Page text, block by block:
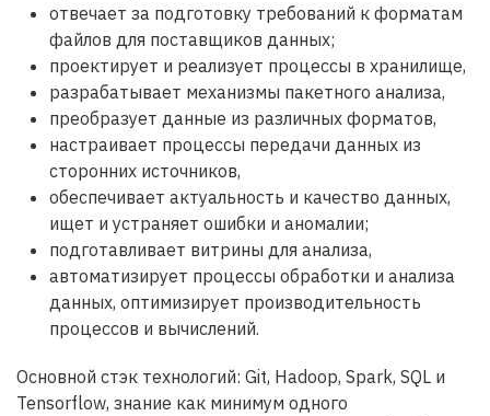
отвечает за подготовку требований к форматам
файлов для поставщиков данных;
проектирует и реализует процессы в хранилище,
разрабатывает механизмы пакетного анализа,
преобразует данные из различных форматов,
настраивает процессы передачи данных из
сторонних источников,
обеспечивает актуальность и качество данных,
ищет и устраняет ошибки и аномалии;
подготавливает витрины для анализа,
автоматизирует процессы обработки и анализа
данных, оптимизирует производительность
процессов и вычислений.
Основной стэк технологий: Git, Hadoop, Spark, SQL и
Tensorflow, знание как минимум одного